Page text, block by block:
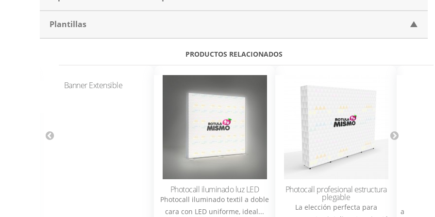
Plantillas ▲
PRODUCTOS RELACIONADOS
Banner Extensible
Photocall iluminado luz LED
Photocall iluminado textil a doble
cara con LED uniforme, ideal...
Photocall profesional estructura
plegable
La elección perfecta para